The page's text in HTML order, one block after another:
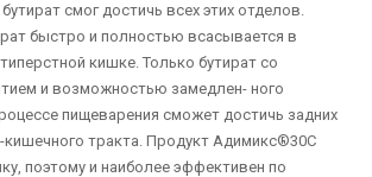
смог достичь всех этих отделов.
быстро и полностью всасывается в
кишке. Только бутират со
и возможностью замедлен- ного
пищеварения сможет достичь задних
тракта. Продукт Адимикс®30C
поэтому и наиболее эффективен по